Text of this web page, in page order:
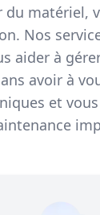
matériel,
Nos
aider à
avoir à
et